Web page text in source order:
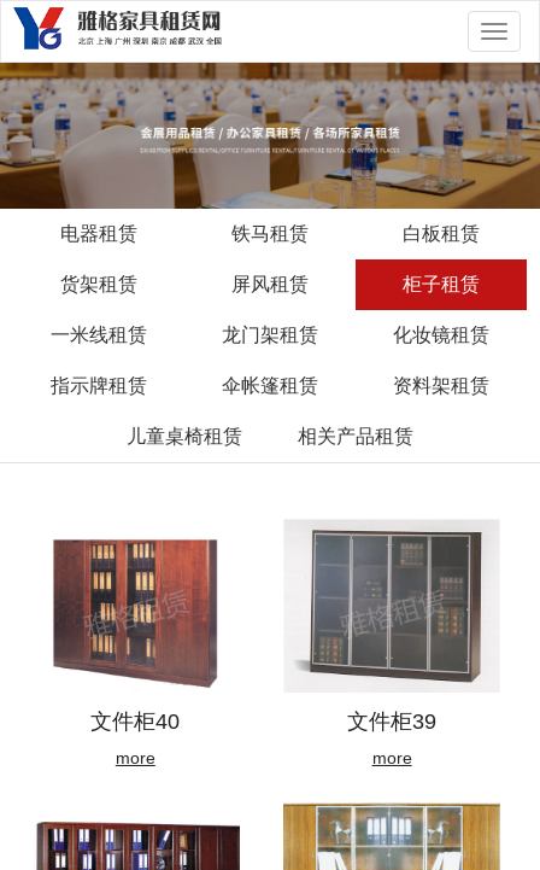
切
换
导
航
电器租赁 铁马租赁 白板租赁
货架租赁 屏风租赁 柜子租赁
一米线租赁 龙门架租赁 化妆镜租赁
指示牌租赁 伞帐篷租赁 资料架租赁
儿童桌椅租赁 相关产品租赁
文件柜40
more
文件柜39
more